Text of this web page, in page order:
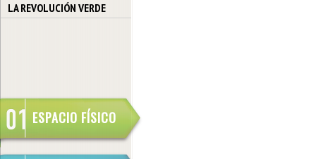
LA REVOLUCIÓN VERDE
ESPACIO FÍSICO